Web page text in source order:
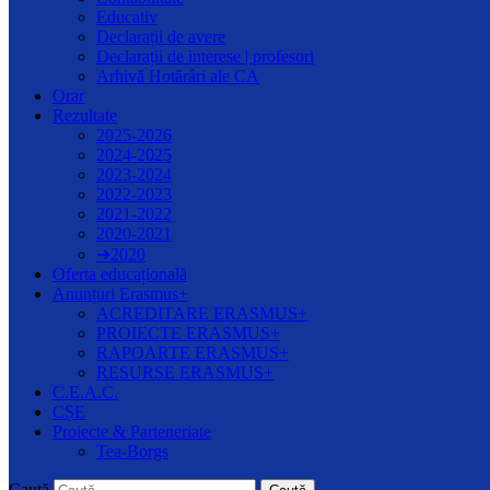
Educativ
Declarații de avere
Declarații de interese | profesori
Arhivă Hotărâri ale CA
Orar
Rezultate
2025-2026
2024-2025
2023-2024
2022-2023
2021-2022
2020-2021
➔2020
Oferta educațională
Anunțuri Erasmus+
ACREDITARE ERASMUS+
PROIECTE ERASMUS+
RAPOARTE ERASMUS+
RESURSE ERASMUS+
C.E.A.C.
CȘE
Proiecte & Parteneriate
Tea-Borgs